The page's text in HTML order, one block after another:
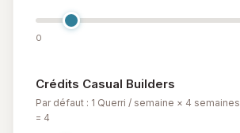
0
Crédits Casual Builders
Par défaut : 1 Querri / semaine × 4 semaines
= 4